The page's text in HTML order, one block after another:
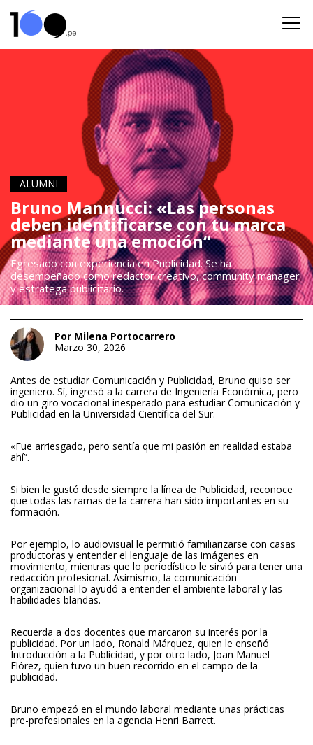
ALUMNI
Bruno Mannucci: «Las personas
deben identificarse con tu marca
mediante una emoción“
Egresado con experiencia en Publicidad. Se ha
desempeñado como redactor creativo, community manager
y estratega publicitario.
Por Milena Portocarrero
Marzo 30, 2026
Antes de estudiar Comunicación y Publicidad, Bruno quiso ser
ingeniero. Sí, ingresó a la carrera de Ingeniería Económica, pero
dio un giro vocacional inesperado para estudiar Comunicación y
Publicidad en la Universidad Científica del Sur.
«Fue arriesgado, pero sentía que mi pasión en realidad estaba
ahí”.
Si bien le gustó desde siempre la línea de Publicidad, reconoce
que todas las ramas de la carrera han sido importantes en su
formación.
Por ejemplo, lo audiovisual le permitió familiarizarse con casas
productoras y entender el lenguaje de las imágenes en
movimiento, mientras que lo periodístico le sirvió para tener una
redacción profesional. Asimismo, la comunicación
organizacional lo ayudó a entender el ambiente laboral y las
habilidades blandas.
Recuerda a dos docentes que marcaron su interés por la
publicidad. Por un lado, Ronald Márquez, quien le enseñó
Introducción a la Publicidad, y por otro lado, Joan Manuel
Flórez, quien tuvo un buen recorrido en el campo de la
publicidad.
Bruno empezó en el mundo laboral mediante unas prácticas
pre-profesionales en la agencia Henri Barrett.